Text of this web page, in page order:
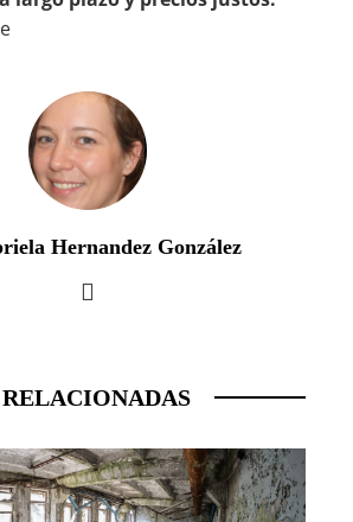
Hernandez González